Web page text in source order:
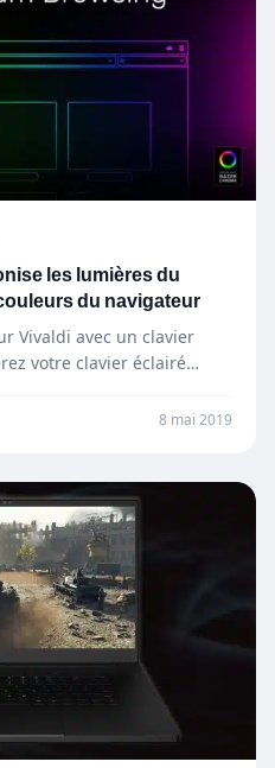
les lumières du
du navigateur
Vivaldi avec un clavier
votre clavier éclairé
8 mai 2019